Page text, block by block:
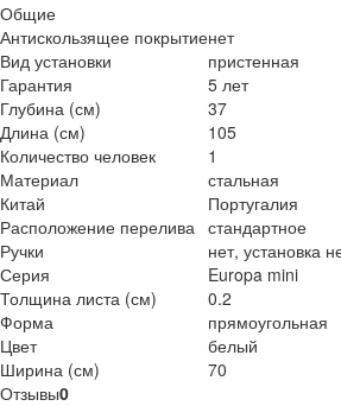
Общие
Антискользящее покрытиенет
Вид установки
пристенная
Гарантия
5 лет
Глубина (см)
37
Длина (см)
105
Количество человек
1
Материал
стальная
Китай
Португалия
Расположение перелива стандартное
Ручки
нет, установка
Серия
Europa mini
Толщина листа (см)
0.2
Форма
прямоугольная
Цвет
белый
Ширина (см)
70
Отзывы0